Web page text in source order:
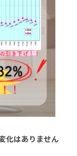
化はありません